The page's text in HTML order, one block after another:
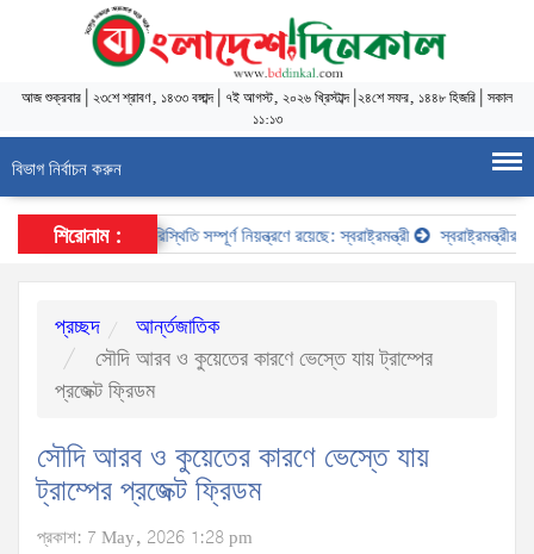
আজশুক্রবার ২৩শে শ্রাবণ, ১৪৩৩ বঙ্গাব্দ| ৭ই আগস্ট, ২০২৬ খ্রিস্টাব্দ| ২৪শে সফর, ১৪৪৮ হিজরি সকাল
১১:১৩
বিভাগ নির্বাচন করুন
শিরোনাম :
আইনশৃঙ্খলা পরিস্থিতি সম্পূর্ণ নিয়ন্ত্রণে রয়েছে: স্বরাষ্ট্রমন্ত্রী স্বরাষ্ট্রমন্ত্রীর
প্রচ্ছদ
আর্ন্তজাতিক
সৌদি আরব ও কুয়েতের কারণে ভেস্তে যায় ট্রাম্পের
প্রজেক্ট ফ্রিডম
সৌদি আরব ও কুয়েতের কারণে ভেস্তে যায়
ট্রাম্পের প্রজেক্ট ফ্রিডম
প্রকাশ: 7 May, 2026 1:28 pm